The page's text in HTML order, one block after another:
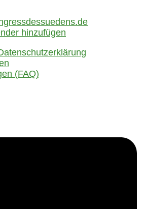
hinzufügen
(FAQ)